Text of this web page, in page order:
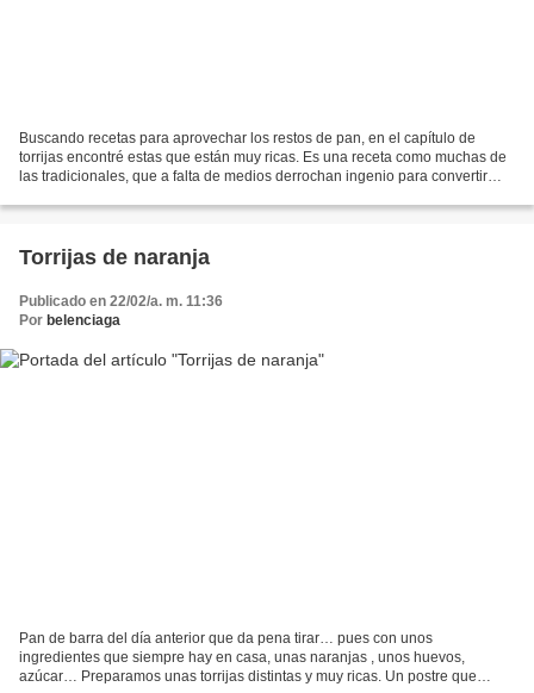
Buscando recetas para aprovechar los restos de pan, en el capítulo de
torrijas encontré estas que están muy ricas. Es una receta como muchas de
las tradicionales, que a falta de medios derrochan ingenio para convertir
Torrijas de naranja
Publicado en 22/02/a. m. 11:36
Por belenciaga
Pan de barra del día anterior que da pena tirar… pues con unos
ingredientes que siempre hay en casa, unas naranjas , unos huevos,
azúcar… Preparamos unas torrijas distintas y muy ricas. Un postre que